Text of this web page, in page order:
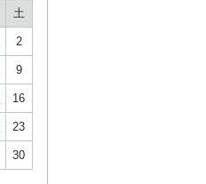
土
2
9
16
23
30